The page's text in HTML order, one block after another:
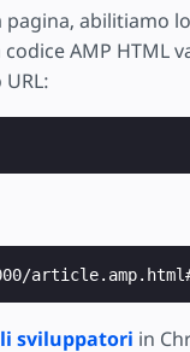
pagina, abilitiamo
AMP HTML
sviluppatori in